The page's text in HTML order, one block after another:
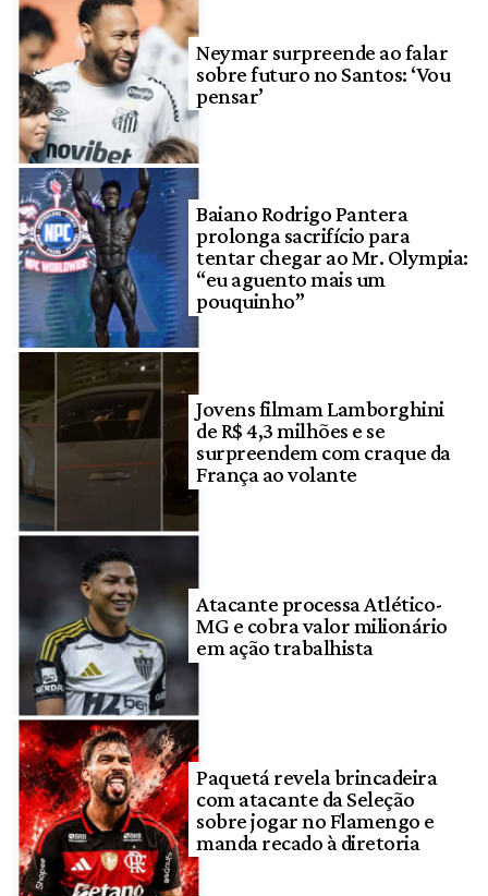
Neymar surpreende ao falar
sobre futuro no Santos: ‘Vou
pensar’
Baiano Rodrigo Pantera
prolonga sacrifício para
tentar chegar ao Mr. Olympia:
“eu aguento mais um
pouquinho”
Jovens filmam Lamborghini
de R$ 4,3 milhões e se
surpreendem com craque da
França ao volante
Atacante processa Atlético-
MG e cobra valor milionário
em ação trabalhista
Paquetá revela brincadeira
com atacante da Seleção
sobre jogar no Flamengo e
manda recado à diretoria